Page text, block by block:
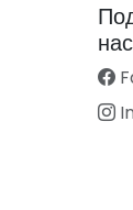
нас